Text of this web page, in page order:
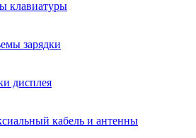
клавиатуры
зарядки
дисплея
кабель и антенны